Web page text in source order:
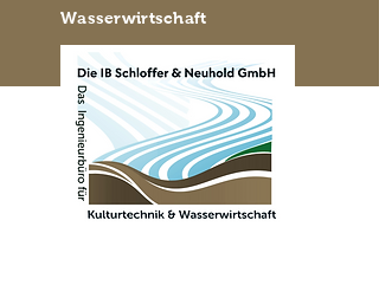
Wasserwirtschaft